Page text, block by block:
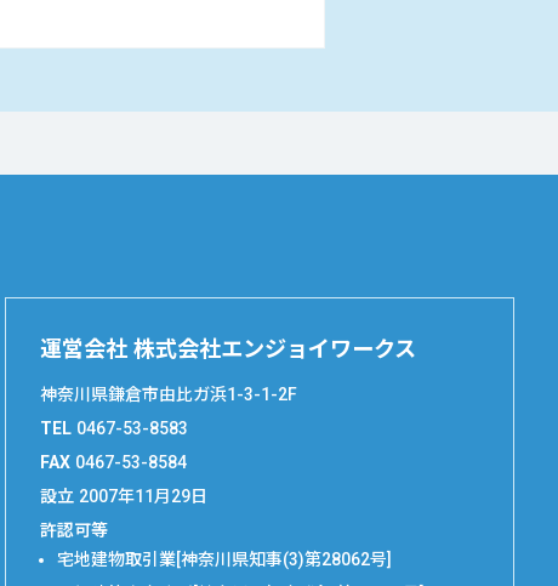
運営会社 株式会社エンジョイワークス
神奈川県鎌倉市由比ガ浜1-3-1-2F
TEL 0467-53-8583
FAX 0467-53-8584
設立 2007年11月29日
許認可等
宅地建物取引業[神奈川県知事(3)第28062号]